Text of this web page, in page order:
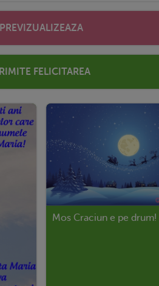
PREVIZUALIZEAZA
FELICITAREA
Mos Craciun e pe drum!